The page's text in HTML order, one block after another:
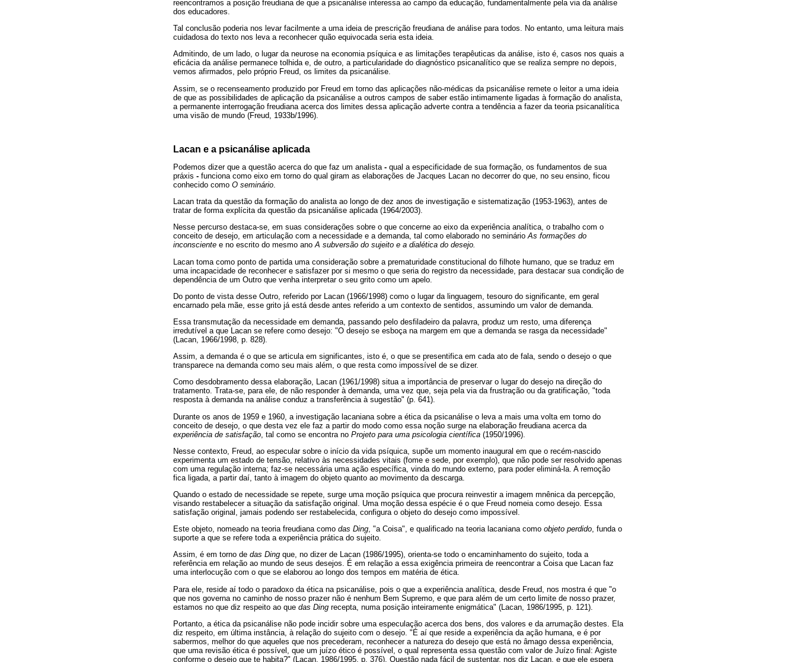
reencontramos a posição freudiana de que a psicanálise interessa ao campo da educação, fundamentalmente pela via da análise
dos educadores.
Tal conclusão poderia nos levar facilmente a uma ideia de prescrição freudiana de análise para todos. No entanto, uma leitura mais
cuidadosa do texto nos leva a reconhecer quão equivocada seria esta ideia.
Admitindo, de um lado, o lugar da neurose na economia psíquica e as limitações terapêuticas da análise, isto é, casos nos quais a
eficácia da análise permanece tolhida e, de outro, a particularidade do diagnóstico psicanalítico que se realiza sempre no depois,
vemos afirmados, pelo próprio Freud, os limites da psicanálise.
Assim, se o recenseamento produzido por Freud em torno das aplicações não-médicas da psicanálise remete o leitor a uma ideia
de que as possibilidades de aplicação da psicanálise a outros campos de saber estão intimamente ligadas à formação do analista,
a permanente interrogação freudiana acerca dos limites dessa aplicação adverte contra a tendência a fazer da teoria psicanalítica
uma visão de mundo (Freud, 1933b/1996).
Lacan e a psicanálise aplicada
Podemos dizer que a questão acerca do que faz um analista - qual a especificidade de sua formação, os fundamentos de sua
práxis - funciona como eixo em torno do qual giram as elaborações de Jacques Lacan no decorrer do que, no seu ensino, ficou
conhecido como O seminário.
Lacan trata da questão da formação do analista ao longo de dez anos de investigação e sistematização (1953-1963), antes de
tratar de forma explícita da questão da psicanálise aplicada (1964/2003).
Nesse percurso destaca-se, em suas considerações sobre o que concerne ao eixo da experiência analítica, o trabalho com o
conceito de desejo, em articulação com a necessidade e a demanda, tal como elaborado no seminárioAs formações do
inconsciente e no escrito do mesmo anoA subversão do sujeito e a dialética do desejo.
Lacan toma como ponto de partida uma consideração sobre a prematuridade constitucional do filhote humano, que se traduz em
uma incapacidade de reconhecer e satisfazer por si mesmo o que seria do registro da necessidade, para destacar sua condição de
dependência de um Outro que venha interpretar o seu grito como um apelo.
Do ponto de vista desse Outro, referido por Lacan (1966/1998) como o lugar da linguagem, tesouro do significante, em geral
encarnado pela mãe, esse grito já está desde antes referido a um contexto de sentidos, assumindo um valor de demanda.
Essa transmutação da necessidade em demanda, passando pelo desfiladeiro da palavra, produz um resto, uma diferença
irredutível a que Lacan se refere como desejo: "O desejo se esboça na margem em que a demanda se rasga da necessidade"
(Lacan, 1966/1998, p. 828).
Assim, a demanda é o que se articula em significantes, isto é, o que se presentifica em cada ato de fala, sendo o desejo o que
transparece na demanda como seu mais além, o que resta como impossível de se dizer.
Como desdobramento dessa elaboração, Lacan (1961/1998) situa a importância de preservar o lugar do desejo na direção do
tratamento. Trata-se, para ele, de não responder à demanda, uma vez que, seja pela via da frustração ou da gratificação, "toda
resposta à demanda na análise conduz a transferência à sugestão" (p. 641).
Durante os anos de 1959 e 1960, a investigação lacaniana sobre a ética da psicanálise o leva a mais uma volta em torno do
conceito de desejo, o que desta vez ele faz a partir do modo como essa noção surge na elaboração freudiana acerca da
experiência de satisfação , tal como se encontra no Projeto para uma psicologia científica (1950/1996).
Nesse contexto, Freud, ao especular sobre o início da vida psíquica, supõe um momento inaugural em que o recém-nascido
experimenta um estado de tensão, relativo às necessidades vitais (fome e sede, por exemplo), que não pode ser resolvido apenas
com uma regulação interna; faz-se necessária uma ação específica, vinda do mundo externo, para poder eliminá-la. A remoção
fica ligada, a partir daí, tanto à imagem do objeto quanto ao movimento da descarga.
Quando o estado de necessidade se repete, surge uma moção psíquica que procura reinvestir a imagem mnênica da percepção,
visando restabelecer a situação da satisfação original. Uma moção dessa espécie é o que Freud nomeia como desejo. Essa
satisfação original, jamais podendo ser restabelecida, configura o objeto do desejo como impossível.
Este objeto, nomeado na teoria freudiana como das Ding, "a Coisa", e qualificado na teoria lacaniana como objeto perdido, funda o
suporte a que se refere toda a experiência prática do sujeito.
Assim, é em torno de das Ding que, no dizer de Lacan (1986/1995), orienta-se todo o encaminhamento do sujeito, toda a
referência em relação ao mundo de seus desejos. É em relação a essa exigência primeira de reencontrar a Coisa que Lacan faz
uma interlocução com o que se elaborou ao longo dos tempos em matéria de ética.
Para ele, reside aí todo o paradoxo da ética na psicanálise, pois o que a experiência analítica, desde Freud, nos mostra é que "o
que nos governa no caminho de nosso prazer não é nenhum Bem Supremo, e que para além de um certo limite de nosso prazer,
estamos no que diz respeito ao que das Ding recepta, numa posição inteiramente enigmática" (Lacan, 1986/1995, p. 121).
Portanto, a ética da psicanálise não pode incidir sobre uma especulação acerca dos bens, dos valores e da arrumação destes. Ela
diz respeito, em última instância, à relação do sujeito com o desejo. "É aí que reside a experiência da ação humana, e é por
sabermos, melhor do que aqueles que nos precederam, reconhecer a natureza do desejo que está no âmago dessa experiência,
que uma revisão ética é possível, que um juízo ético é possível, o qual representa essa questão com valor de Juízo final: Agiste
conforme o desejo que te habita?" (Lacan, 1986/1995, p. 376). Questão nada fácil de sustentar, nos diz Lacan, e que ele espera